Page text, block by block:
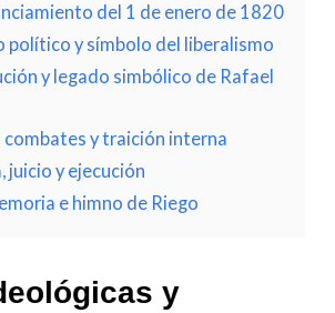
del 1 de enero de 1820
político y símbolo del liberalismo
y legado simbólico de Rafael
y traición interna
juicio y ejecución
e himno de Riego
y